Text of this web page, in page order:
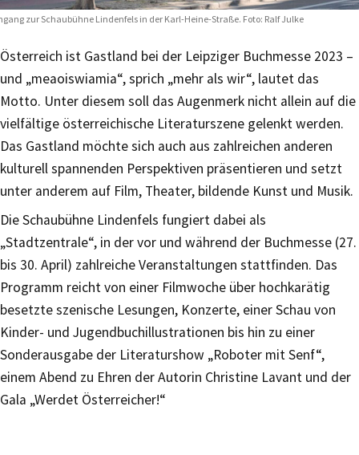
zur Schaubühne Lindenfels in der Karl-Heine-Straße. Foto: Ralf Julke
Österreich ist Gastland bei der Leipziger Buchmesse 2023 –
und „meaoiswiamia“, sprich „mehr als wir“, lautet das
Motto. Unter diesem soll das Augenmerk nicht allein auf die
vielfältige österreichische Literaturszene gelenkt werden.
Das Gastland möchte sich auch aus zahlreichen anderen
kulturell spannenden Perspektiven präsentieren und setzt
unter anderem auf Film, Theater, bildende Kunst und Musik.
Die Schaubühne Lindenfels fungiert dabei als
„Stadtzentrale“, in der vor und während der Buchmesse (27.
bis 30. April) zahlreiche Veranstaltungen stattfinden. Das
Programm reicht von einer Filmwoche über hochkarätig
besetzte szenische Lesungen, Konzerte, einer Schau von
Kinder- und Jugendbuchillustrationen bis hin zu einer
Sonderausgabe der Literaturshow „Roboter mit Senf“,
einem Abend zu Ehren der Autorin Christine Lavant und der
Gala „Werdet Österreicher!“